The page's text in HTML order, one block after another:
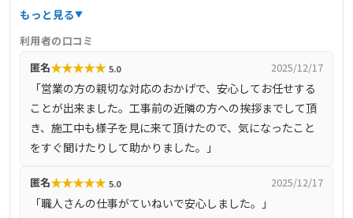
信頼を持ち、年間施工件数は300件以上に上ります。地域密
証を掲げています。ドローンを活用した屋根診断や、経験
豊富な塗装アドバイザーによる最適なプラン提案など、最
新の技術ときめ細やかな対応で顧客満足度を追求していま
す。
もっと見る
利用者の口コミ
匿名★★★★★ 5.0 2025/12/17
「営業の方の親切な対応のおかげで、安心してお任せする
ことが出来ました。工事前の近隣の方への挨拶までして頂
き、施工中も様子を見に来て頂けたので、気になったこと
をすぐ聞けたりして助かりました。」
匿名★★★★★ 5.0 2025/12/17
「職人さんの仕事がていねいで安心しました。」